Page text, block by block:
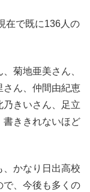
在で既に136人の
菊地亜美さん、
さん、仲間由紀恵
乃きいさん、足立
書ききれないほど
、かなり日出高校
で、今後も多くの